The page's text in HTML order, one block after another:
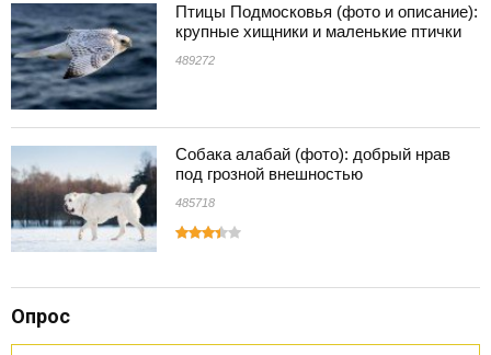
Птицы Подмосковья (фото и описание):
крупные хищники и маленькие птички
489272
Собака алабай (фото): добрый нрав
под грозной внешностью
485718
Опрос